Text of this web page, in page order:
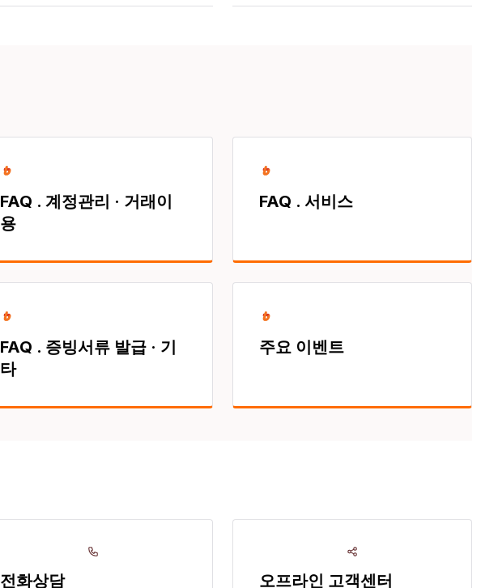
FAQ . 계정관리 · 거래이
용
FAQ . 서비스
FAQ . 증빙서류 발급 · 기
타
주요 이벤트
전화상담 오프라인 고객센터